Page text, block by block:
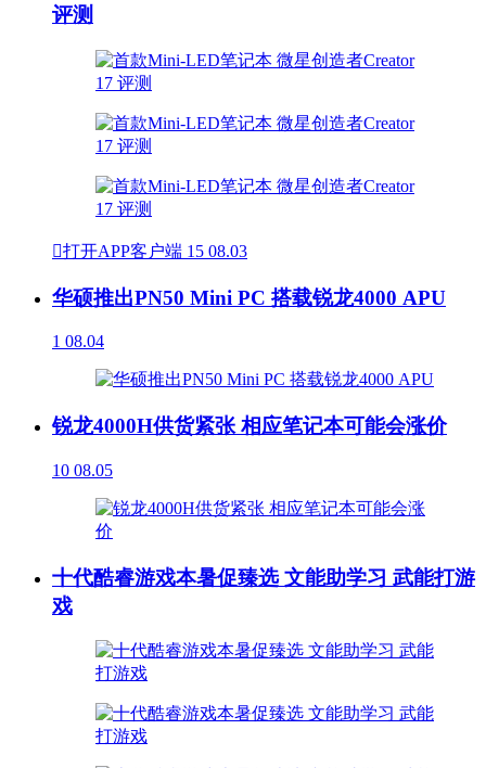
评测
打开APP客户端 15 08.03
华硕推出PN50 Mini PC 搭载锐龙4000 APU
1 08.04
锐龙4000H供货紧张 相应笔记本可能会涨价
10 08.05
十代酷睿游戏本暑促臻选 文能助学习 武能打游
戏